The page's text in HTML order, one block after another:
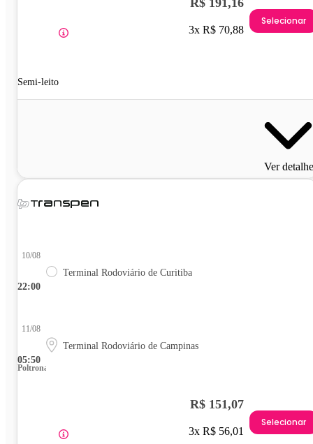
Semi-leito
R$ 191,16
3x R$ 70,88
Selecionar
Ver
22:00
10/08
Terminal Rodoviário de Curitiba
05:50
11/08
Terminal Rodoviário de Campinas
Poltrona
R$ 151,07
3x R$ 56,01
Selecionar